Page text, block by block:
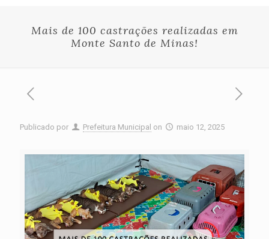
Mais de 100 castrações realizadas em
Monte Santo de Minas!
Publicado por Prefeitura Municipal on maio 12, 2025